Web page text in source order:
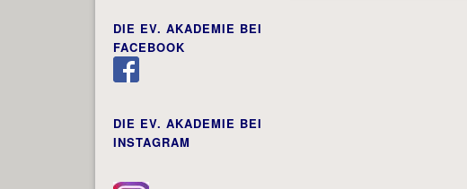
DIE EV. AKADEMIE BEI
FACEBOOK
DIE EV. AKADEMIE BEI
INSTAGRAM